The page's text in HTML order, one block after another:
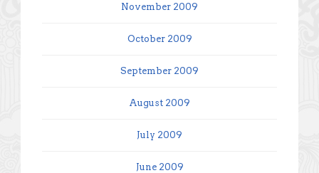
November 2009
October 2009
September 2009
August 2009
July 2009
June 2009